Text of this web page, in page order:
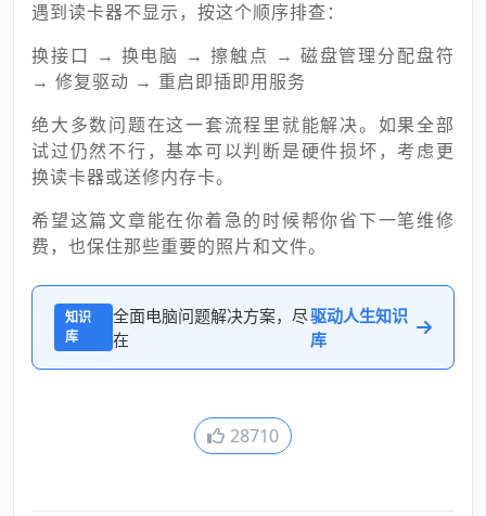
遇到读卡器不显示，按这个顺序排查：
换接口 → 换电脑 → 擦触点 → 磁盘管理分配盘符
→ 修复驱动 → 重启即插即用服务
绝大多数问题在这一套流程里就能解决。如果全部
试过仍然不行，基本可以判断是硬件损坏，考虑更
换读卡器或送修内存卡。
希望这篇文章能在你着急的时候帮你省下一笔维修
费，也保住那些重要的照片和文件。
知识
库
全面电脑问题解决方案，尽
在
驱动人生知识
库
28710